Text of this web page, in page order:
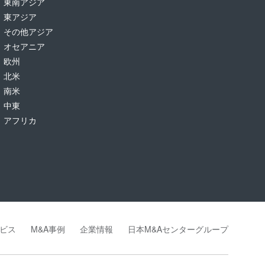
東アジア
その他アジア
オセアニア
欧州
北米
南米
中東
アフリカ
ス M&A事例 企業情報 日本M&Aセンターグループ